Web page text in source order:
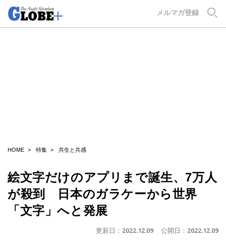
メルマガ登録
HOME 特集 共生と共感
絵文字だけのアプリまで誕生、7万人
が殺到 日本のガラケーから世界
「文字」へと発展
更新日： 2022.12.09 公開日： 2022.12.09